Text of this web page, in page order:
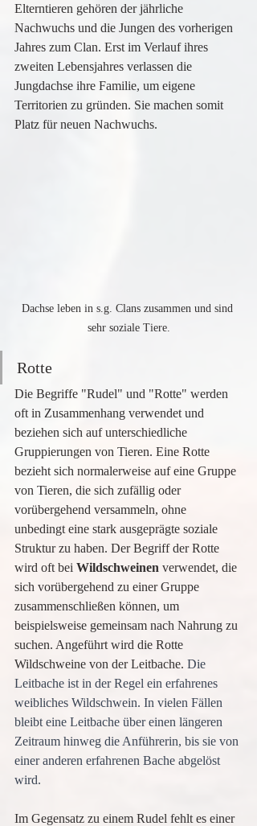
Elterntieren gehören der jährliche
Nachwuchs und die Jungen des vorherigen
Jahres zum Clan. Erst im Verlauf ihres
zweiten Lebensjahres verlassen die
Jungdachse ihre Familie, um eigene
Territorien zu gründen. Sie machen somit
Platz für neuen Nachwuchs.
Dachse leben in s.g. Clans zusammen und sind
sehr soziale Tiere.
Rotte
Die Begriffe "Rudel" und "Rotte" werden
oft in Zusammenhang verwendet und
beziehen sich auf unterschiedliche
Gruppierungen von Tieren. Eine Rotte
bezieht sich normalerweise auf eine Gruppe
von Tieren, die sich zufällig oder
vorübergehend versammeln, ohne
unbedingt eine stark ausgeprägte soziale
Struktur zu haben. Der Begriff der Rotte
wird oft bei Wildschweinen verwendet, die
sich vorübergehend zu einer Gruppe
zusammenschließen können, um
beispielsweise gemeinsam nach Nahrung zu
suchen. Angeführt wird die Rotte
Wildschweine von der Leitbache. Die
Leitbache ist in der Regel ein erfahrenes
weibliches Wildschwein. In vielen Fällen
bleibt eine Leitbache über einen längeren
Zeitraum hinweg die Anführerin, bis sie von
einer anderen erfahrenen Bache abgelöst
wird.
Im Gegensatz zu einem Rudel fehlt es einer